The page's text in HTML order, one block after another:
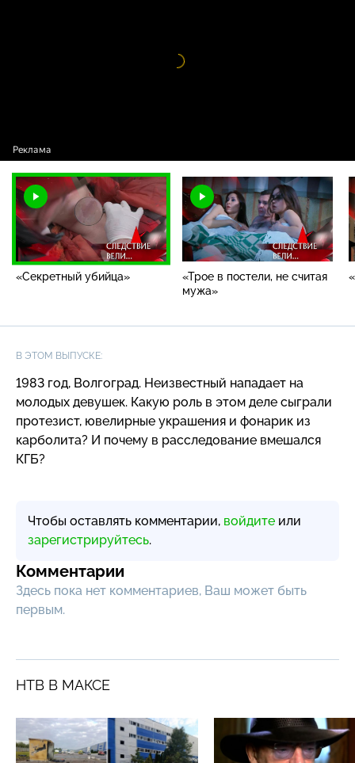
Видео
проигрыватель
«Секретный убийца»
«Трое в постели, не считая
мужа»
В ЭТОМ ВЫПУСКЕ:
1983 год, Волгоград. Неизвестный нападает на
молодых девушек. Какую роль в этом деле сыграли
протезист, ювелирные украшения и фонарик из
карболита? И почему в расследование вмешался
КГБ?
Чтобы оставлять комментарии, войдите или
зарегистрируйтесь.
Комментарии
Здесь пока нет комментариев, Ваш может быть
первым.
НТВ В МАКСЕ